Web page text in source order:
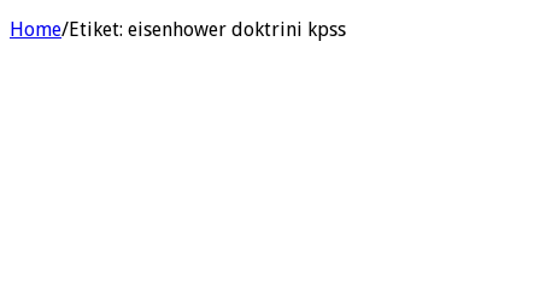
Home/Etiket: eisenhower doktrini kpss